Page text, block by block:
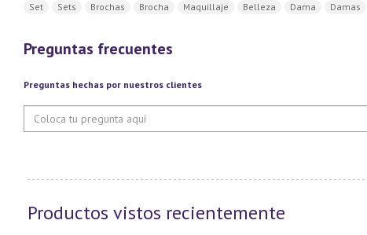
Set Sets Brochas Brocha Maquillaje Belleza Dama Damas
Preguntas frecuentes
Preguntas hechas por nuestros clientes
Productos vistos recientemente